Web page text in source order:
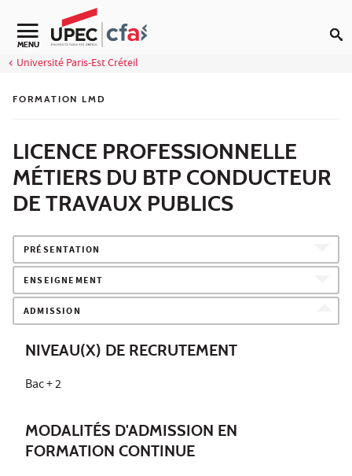
Aller au contenu
MENU
Université Paris-Est Créteil
FORMATION LMD
LICENCE PROFESSIONNELLE
MÉTIERS DU BTP CONDUCTEUR
DE TRAVAUX PUBLICS
PRÉSENTATION
ENSEIGNEMENT
ADMISSION
NIVEAU(X) DE RECRUTEMENT
Bac + 2
MODALITÉS D'ADMISSION EN
FORMATION CONTINUE